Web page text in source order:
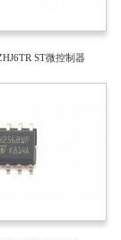
ST微控制器